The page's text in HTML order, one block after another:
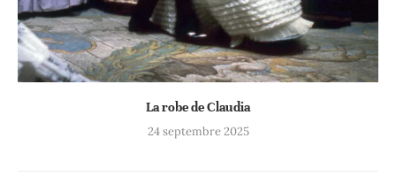
La robe de Claudia
24 septembre 2025